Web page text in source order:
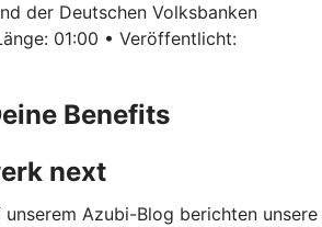
der Deutschen Volksbanken
01:00 • Veröffentlicht:
Benefits
next
Azubi-Blog berichten unsere